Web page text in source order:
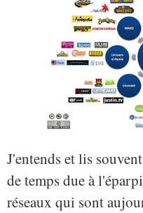
J'entends et lis
de temps due à
réseaux qui sont